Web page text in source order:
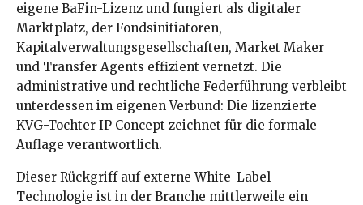
eigene BaFin-Lizenz und fungiert als digitaler
Marktplatz, der Fondsinitiatoren,
Kapitalverwaltungsgesellschaften, Market Maker
und Transfer Agents effizient vernetzt. Die
administrative und rechtliche Federführung verbleibt
unterdessen im eigenen Verbund: Die lizenzierte
KVG-Tochter IP Concept zeichnet für die formale
Auflage verantwortlich.
Dieser Rückgriff auf externe White-Label-
Technologie ist in der Branche mittlerweile ein